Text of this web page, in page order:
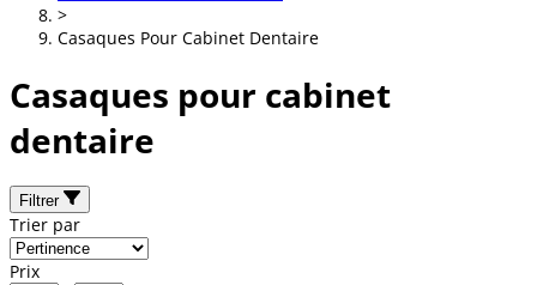
>
Casaques Pour Cabinet Dentaire
Casaques pour cabinet
dentaire
Filtrer
Trier par
Prix